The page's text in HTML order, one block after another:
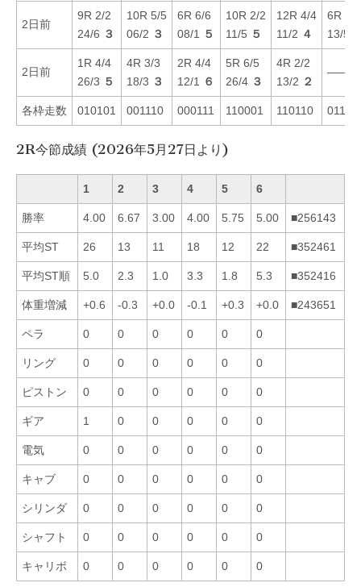
2日前
9R 2/2
24/6 ３
10R 5/5
06/2 ３
6R 6/6
08/1
５
10R 2/2
11/5 ５
12R 4/4
11/2 ４
6R 2/2
13/5
2日前
1R 4/4
26/3 ５
4R 3/3
18/3 ３
2R 4/4
12/1
６
5R 6/5
26/4 ３
4R 2/2
13/2 ２
各枠走数 010101 001110 000111 110001 110110
2R今節成績 (2026年5月27日より)
1 2 3 4 5 6
勝率 4.00 6.67 3.00 4.00 5.75 5.00 ■256143
平均ST 26 13 11 18 12 22 ■352461
平均ST順 5.0 2.3 1.0 3.3 1.8 5.3 ■352416
体重増減 +0.6 -0.3 +0.0 -0.1 +0.3 +0.0 ■243651
ペラ 0 0 0 0 0 0
リング 0 0 0 0 0 0
ピストン 0 0 0 0 0 0
ギア 1 0 0 0 0 0
電気 0 0 0 0 0 0
キャブ 0 0 0 0 0 0
シリンダ 0 0 0 0 0 0
シャフト 0 0 0 0 0 0
キャリボ 0 0 0 0 0 0